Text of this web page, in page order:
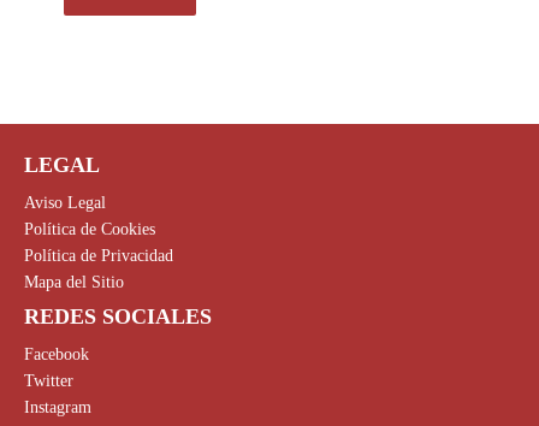
LEGAL
Aviso Legal
Política de Cookies
Política de Privacidad
Mapa del Sitio
REDES SOCIALES
Facebook
Twitter
Instagram